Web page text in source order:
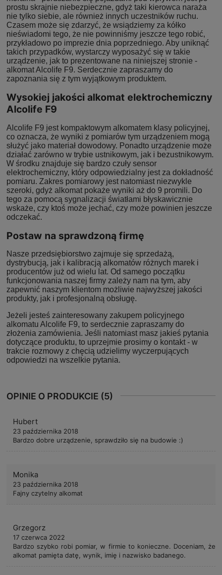
prostu skrajnie niebezpieczne, gdyż taki kierowca naraża
nie tylko siebie, ale również innych uczestników ruchu.
Czasem może się zdarzyć, że wsiądziemy za kółko
nieświadomi tego, że nie powinniśmy jeszcze tego robić,
przykładowo po imprezie dnia poprzedniego. Aby uniknąć
takich przypadków, wystarczy wyposażyć się w takie
urządzenie, jak to prezentowane na niniejszej stronie -
alkomat Alcolife F9. Serdecznie zapraszamy do
zapoznania się z tym wyjątkowym produktem.
Wysokiej jakości alkomat elektrochemiczny
Alcolife F9
Alcolife F9 jest kompaktowym alkomatem klasy policyjnej,
co oznacza, że wyniki z pomiarów tym urządzeniem mogą
służyć jako materiał dowodowy. Ponadto urządzenie może
działać zarówno w trybie ustnikowym, jak i bezustnikowym.
W środku znajduje się bardzo czuły sensor
elektrochemiczny, który odpowiedzialny jest za dokładność
pomiaru. Zakres pomiarowy jest natomiast niezwykle
szeroki, gdyż alkomat pokaże wyniki aż do 9 promili. Do
tego za pomocą sygnalizacji światłami błyskawicznie
wskaże, czy ktoś może jechać, czy może powinien jeszcze
odczekać.
Postaw na sprawdzoną firmę
Nasze przedsiębiorstwo zajmuje się sprzedażą,
dystrybucją, jak i kalibracją alkomatów różnych marek i
producentów już od wielu lat. Od samego początku
funkcjonowania naszej firmy zależy nam na tym, aby
zapewnić naszym klientom możliwie najwyższej jakości
produkty, jak i profesjonalną obsługę.
Jeżeli jesteś zainteresowany zakupem policyjnego
alkomatu Alcolife F9, to serdecznie zapraszamy do
złożenia zamówienia. Jeśli natomiast masz jakieś pytania
dotyczące produktu, to uprzejmie prosimy o kontakt - w
trakcie rozmowy z chęcią udzielimy wyczerpujących
odpowiedzi na wszelkie pytania.
OPINIE O PRODUKCIE (5)
Hubert
23 października 2018
Bardzo dobre urządzenie, sprawdziło się na budowie :)
Monika
23 października 2018
Fajny czytelny alkomat
Grzegorz
17 czerwca 2022
Bardzo szybko robi pomiar, w firmie to konieczne. Doceniam, że
alkomat pamięta datę, wynik, imię i nazwisko badanego.